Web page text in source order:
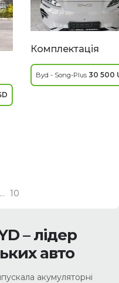
Комплектація
Byd - Song-Plus 30 500
… 10
– лідер
авто
акумуляторні